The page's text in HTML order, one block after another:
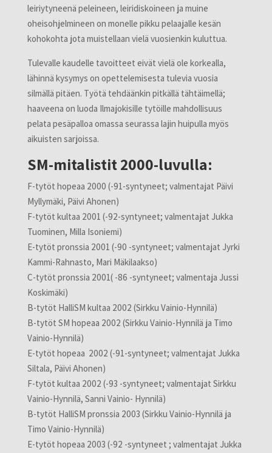
leiriytyneenä peleineen, leiridiskoineen ja muine
oheisohjelmineen on monelle pikku pelaajalle kesän
kohokohta jota muistellaan vielä vuosienkin kuluttua.
Tulevalle kaudelle tavoitteet eivät vielä ole korkealla,
lähinnä kysymys on opettelemisesta tulevia vuosia
silmällä pitäen. Työtä tehdäänkin pitkällä tähtäimellä;
haaveena on luoda Ilmajokisille tytöille mahdollisuus
pelata pesäpalloa omassa seurassa lajin huipulla myös
aikuisten sarjoissa.
SM-mitalistit 2000-luvulla:
F-tytöt hopeaa 2000 (-91-syntyneet; valmentajat Päivi
Myllymäki, Päivi Ahonen)
F-tytöt kultaa 2001 (-92-syntyneet; valmentajat Jukka
Tuominen, Milla Isoniemi)
E-tytöt pronssia 2001 (-90 -syntyneet; valmentajat Jyrki
Kammi-Rahnasto, Mari Mäkilaakso)
C-tytöt pronssia 2001( -86 -syntyneet; valmentaja Jussi
Koskimäki)
B-tytöt HalliSM kultaa 2002 (Sirkku Vainio-Hynnilä)
B-tytöt SM hopeaa 2002 (Sirkku Vainio-Hynnilä ja Timo
Vainio-Hynnilä)
E-tytöt hopeaa 2002 (-91-syntyneet; valmentajat Jukka
Siltala, Päivi Ahonen)
F-tytöt kultaa 2002 (-93 -syntyneet; valmentajat Sirkku
Vainio-Hynnilä, Sanni Vainio- Hynnilä)
B-tytöt HalliSM pronssia 2003 (Sirkku Vainio-Hynnilä ja
Timo Vainio-Hynnilä)
E-tytöt hopeaa 2003 (-92 -syntyneet ; valmentajat Jukka